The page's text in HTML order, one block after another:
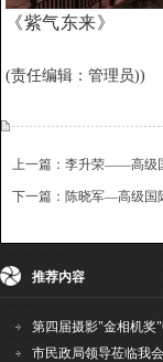
《紫气东来》
(责任编辑：管理员))
上一篇：李升荣——高级
下一篇：陈晓军—高级国
推荐内容
第四届摄影"金相机奖
市民政局领导莅临我